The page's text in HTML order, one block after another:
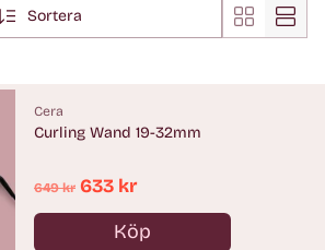
– anpassa värmen efter hårtyp
Sortera
Cera
Curling Wand 19-32mm
Ordinarie
pris
649 kr 633 kr
Köp